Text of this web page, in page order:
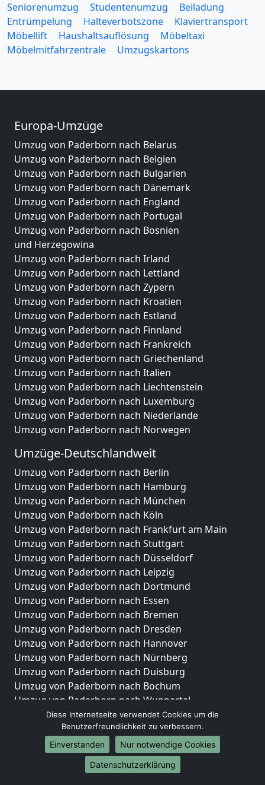
Seniorenumzug
Studentenumzug
Beiladung
Entrümpelung
Halteverbotszone
Klaviertransport
Möbellift
Haushaltsauflösung
Möbeltaxi
Möbelmitfahrzentrale
Umzugskartons
Europa-Umzüge
Umzug von Paderborn nach Belarus
Umzug von Paderborn nach Belgien
Umzug von Paderborn nach Bulgarien
Umzug von Paderborn nach Dänemark
Umzug von Paderborn nach England
Umzug von Paderborn nach Portugal
Umzug von Paderborn nach Bosnien
und Herzegowina
Umzug von Paderborn nach Irland
Umzug von Paderborn nach Lettland
Umzug von Paderborn nach Zypern
Umzug von Paderborn nach Kroatien
Umzug von Paderborn nach Estland
Umzug von Paderborn nach Finnland
Umzug von Paderborn nach Frankreich
Umzug von Paderborn nach Griechenland
Umzug von Paderborn nach Italien
Umzug von Paderborn nach Liechtenstein
Umzug von Paderborn nach Luxemburg
Umzug von Paderborn nach Niederlande
Umzug von Paderborn nach Norwegen
Umzüge-Deutschlandweit
Umzug von Paderborn nach Berlin
Umzug von Paderborn nach Hamburg
Umzug von Paderborn nach München
Umzug von Paderborn nach Köln
Umzug von Paderborn nach Frankfurt am Main
Umzug von Paderborn nach Stuttgart
Umzug von Paderborn nach Düsseldorf
Umzug von Paderborn nach Leipzig
Umzug von Paderborn nach Dortmund
Umzug von Paderborn nach Essen
Umzug von Paderborn nach Bremen
Umzug von Paderborn nach Dresden
Umzug von Paderborn nach Hannover
Umzug von Paderborn nach Nürnberg
Umzug von Paderborn nach Duisburg
Umzug von Paderborn nach Bochum
Umzug von Paderborn nach Wuppertal
Umzug von Paderborn nach Bielefeld
Umzug von Paderborn nach Bonn
Umzug von Paderborn nach Münster
Internationale-Umzüge
Diese Internetseite verwendet Cookies um die
Benutzerfreundlichkeit zu verbessern.
Einverstanden
Nur notwendige Cookies
Datenschutzerklärung